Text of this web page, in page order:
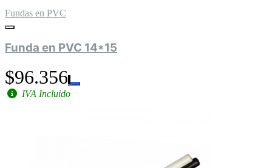
Fundas en PVC
Funda en PVC 14*15
$96.356
IVA Incluido